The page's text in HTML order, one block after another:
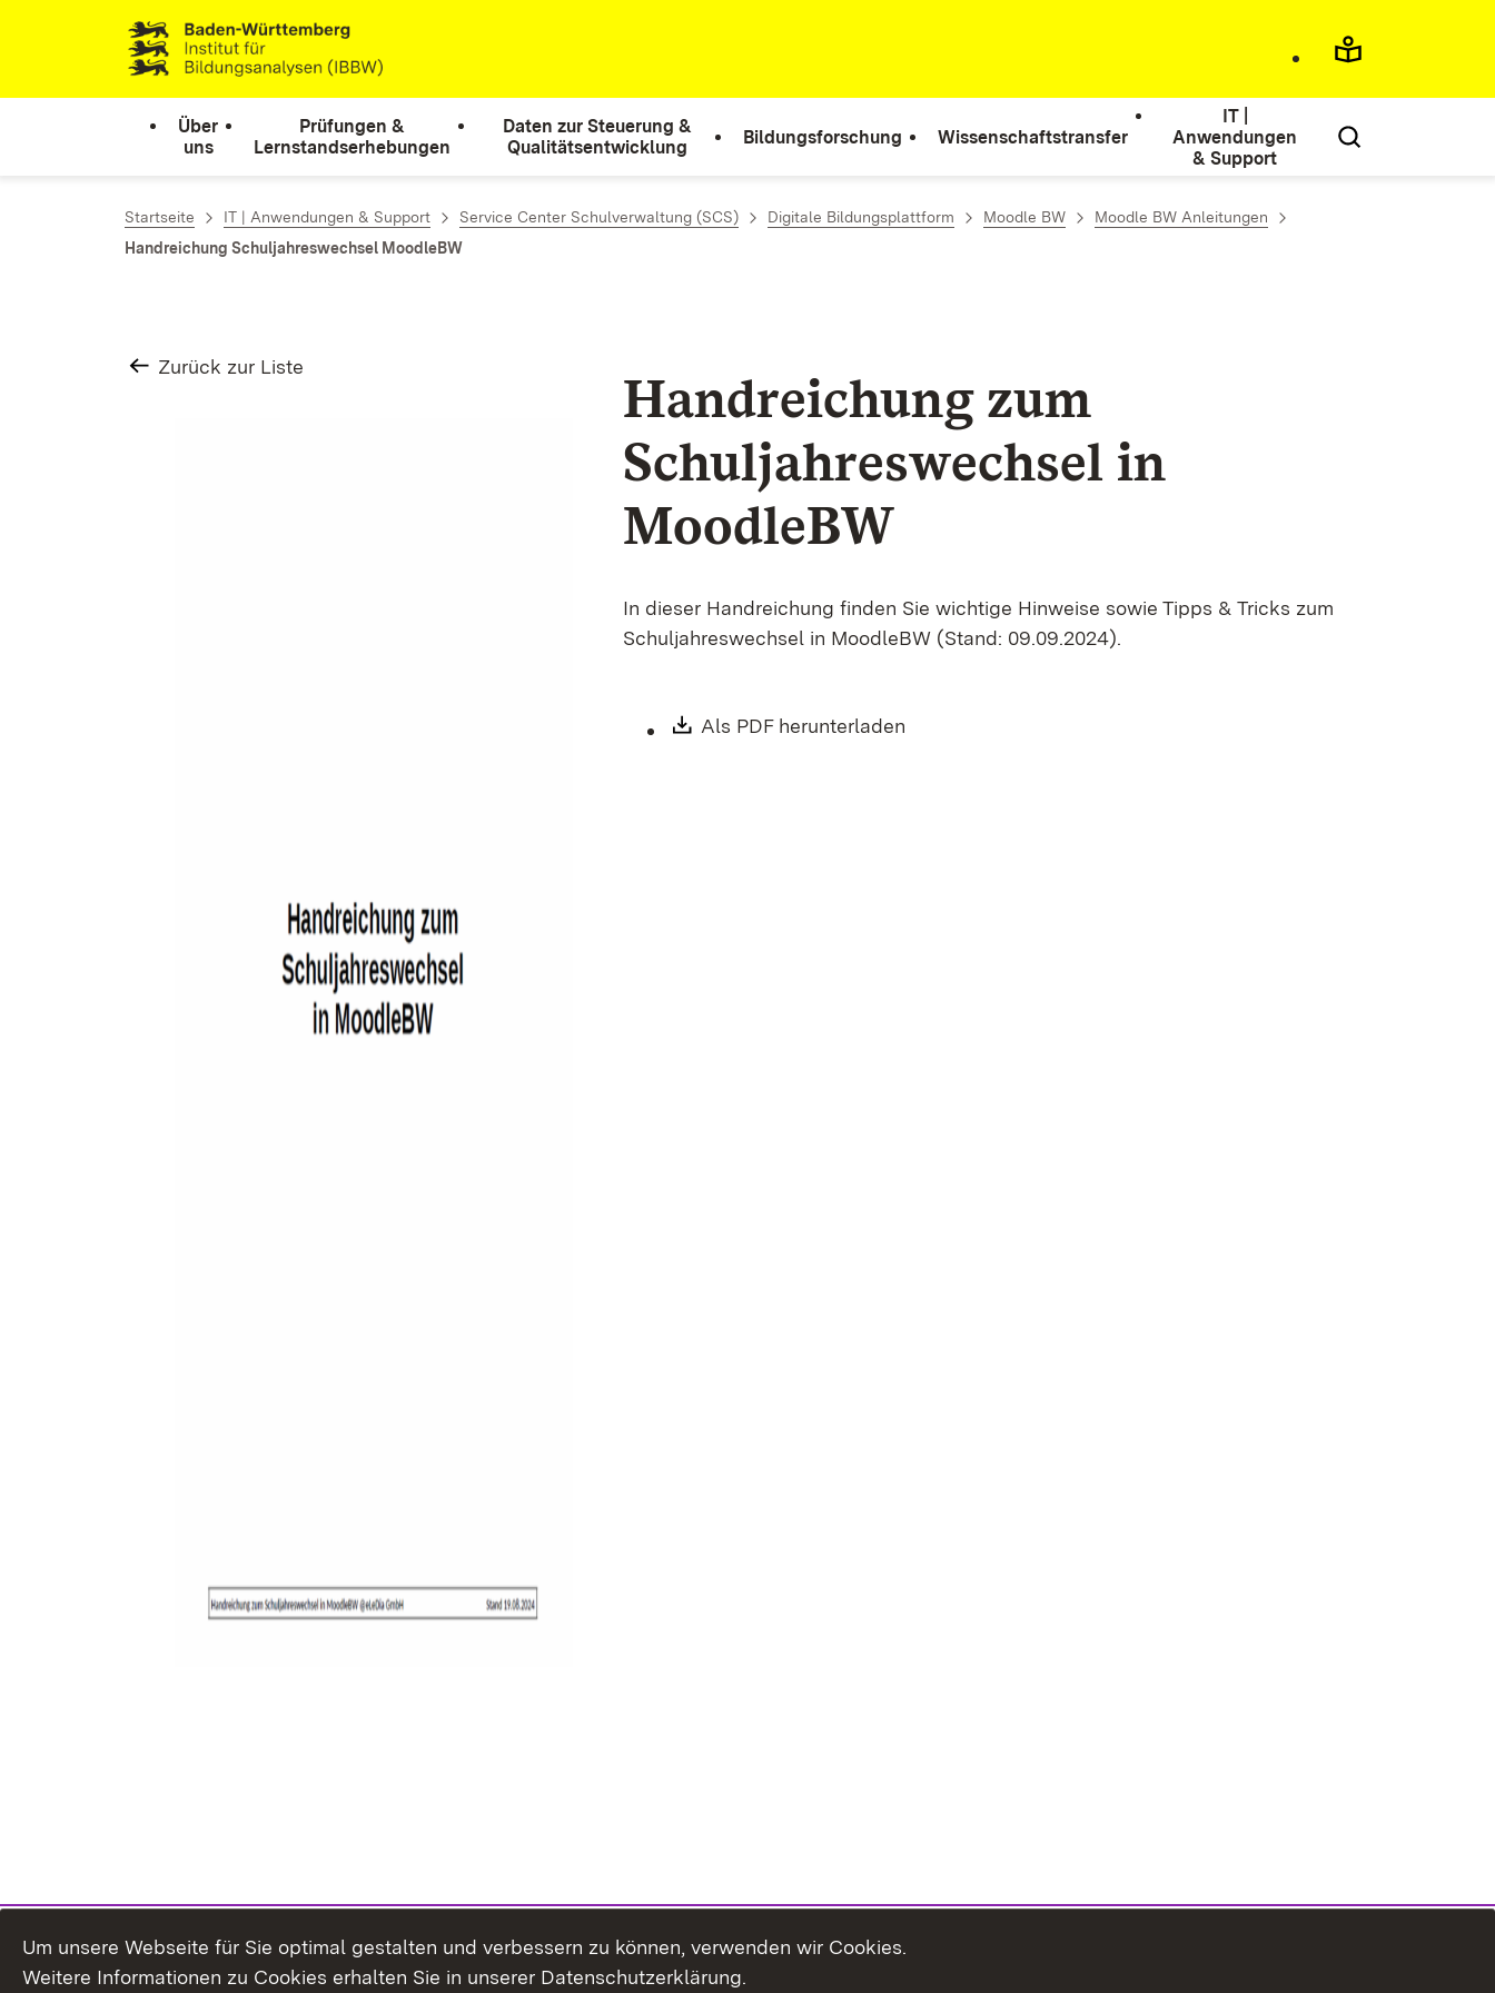
Zum Inhalt springen
Link zur Startseite
Über
uns
Prüfungen &
Lernstandserhebungen
Daten zur Steuerung &
Qualitätsentwicklung
Bildungsforschung Wissenschaftstransfer
IT |
Anwendungen
& Support
Startseite IT | Anwendungen & Support Service Center Schulverwaltung (SCS) Digitale Bildungsplattform Moodle BW
Moodle BW Anleitungen
Handreichung Schuljahreswechsel MoodleBW
Zurück zur Liste
Handreichung zum
Schuljahreswechsel in
MoodleBW
In dieser Handreichung finden Sie wichtige Hinweise sowie Tipps & Tricks zum
Schuljahreswechsel in MoodleBW (Stand: 09.09.2024).
Download:
Als PDF herunterladen
Um unsere Webseite für Sie optimal gestalten und verbessern zu können, verwenden wir Cookies.
Weitere Informationen zu Cookies erhalten Sie in unserer Datenschutzerklärung.